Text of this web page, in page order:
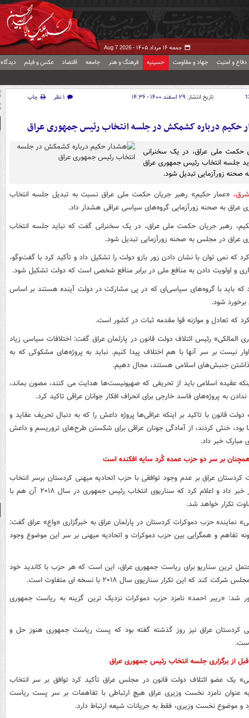
جمعه ۱۶ مرداد ۱۴۰۵ - Aug 7 2026
دفاع و امنیت جهاد و مقاومت حسینیه فرهنگ و هنر جامعه اقتصاد عکس و فیلم دیدگاه
تاریخ انتشار: ۲۹ اسفند ۱۴۰۰ - ۱۴:۳۶ ۱ نظر
چاپ
حکیم درباره کشمکش در جلسه انتخاب رئیس جمهوری عراق
حکمت ملی عراق، در یک سخنرانی
جلسه انتخاب رئیس جمهوری عراق
صحنه زورآزمایی تبدیل شود.
«عمار حکیم» رهبر جریان حکمت ملی عراق نسبت به تبدیل جلسه انتخاب
عراق به صحنه زورآزمایی گروه‌های سیاسی عراقی هشدار داد.
رهبر جریان حکمت ملی عراق، در یک سخنرانی گفت که نباید جلسه انتخاب
عراق در مجلس به صحنه زورآزمایی تبدیل شود.
که نمی توان با نشان دادن زور بازو دولت را تشکیل داد و تأکید کرد با گفت‌وگو،
و اولویت دادن به منافع ملی در برابر منافع شخصی است که دولت تشکیل شود.
که باید با گروه‌های سیاسی‌ای که در پی مشارکت در دولت آینده هستند بر اساس
شود.
که تعادل و موازنه قوا مقدمه ثبات در کشور است.
المالکی» رئیس ائتلاف دولت قانون در پارلمان عراق گفت: اختلافات سیاسی زیاد
نیست بر سر آنها با هم اختلاف پیدا کنیم. نباید به پروژه‌های مشکوکی که به
جنبش‌های اسلامی هستند، مجال دهیم.
عقیده اسلامی باید از تحریفی که صهیونیست‌ها هدایت می کنند، مصون بماند،
ندادن به پروژه‌های فاسد خارجی برای انحراف افکار جوانان عراقی تاکید کرد.
دولت قانون با تاکید بر اینکه عراقی‌ها پروژه داعش را که به دنبال تحریف عقاید و
بود، خنثی کردند، از آمادگی جونان عراقی برای شکستن طرح‌های تروریسم و داعش
مبارک خبر داد.
بر سر دو حزب عمده کُرد سایه افکنده است
عراق بر عدم وجود توافقی با حزب اتحادیه میهنی کردستان برسر انتخاب
رئیس جمهور خبر داد و اعلام کرد که سناریوی انتخاب رئیس جمهوری در سال ۲۰۱۸ آن هم با
تکرار خواهد شد.
نماینده حزب دموکرات کردستان در پارلمان عراق به خبرگزاری «واع» عراق گفت:
تفاهم و همگرایی بین حزب دموکرات و اتحادیه میهنی بر سر این موضوع وجود
ترین سناریو برای ریاست جمهوری عراق، این است که هر حزب با کاندید خود
کند که این تکرار سناریوی سال ۲۰۱۸ با نسخه ای متفاوت است.
شد: «ریبر احمد» نامزد حزب دموکرات نزدیک ترین گزینه به ریاست جمهوری
کردستان عراق نیز روز گذشته گفته بود که پست ریاست جمهوری هنوز حل و
قبل از برگزاری جلسه انتخاب رئیس جمهوری عراق
یک عضو ائتلاف دولت قانون در مجلس عراق تأکید کرد توافق بر سر انتخاب
عنوان نامزد نخست وزیری عراق هیچ ارتباطی با تفاهمات بر سر پست ریاست
و موضوع نخست وزیری، فقط به جریانات شیعه ارتباط دارد.